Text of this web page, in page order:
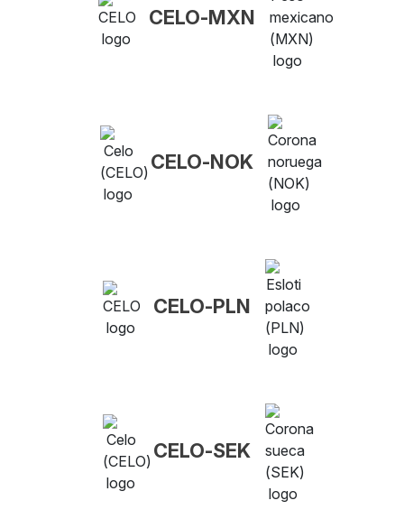
CELO-MXN
CELO-NOK
CELO-PLN
CELO-SEK